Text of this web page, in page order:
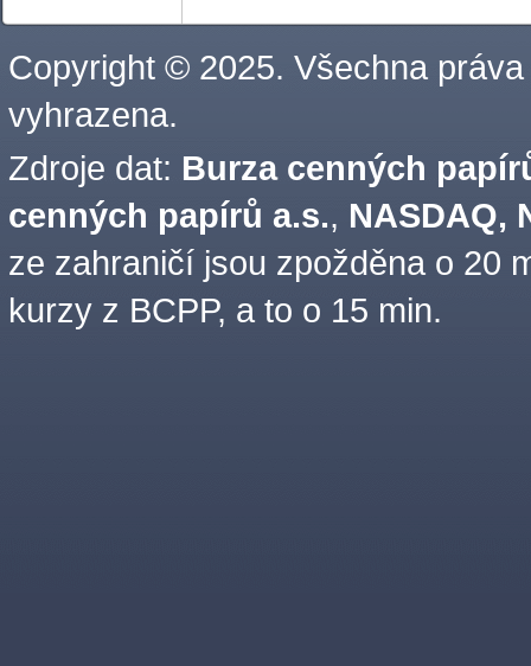
Copyright © 2025. Všechna práva
vyhrazena.
Zdroje dat: Burza cenných
cenných papírů a.s., NASDAQ,
ze zahraničí jsou zpožděna o 20
kurzy z BCPP, a to o 15 min.